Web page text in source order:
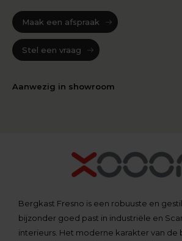
Maak een afspraak
Stel een vraag
Aanwezig in showroom
Bergkast Fresno is een robuuste en
bijzonder goed past in industriële en
interieurs. Het moderne karakter van de